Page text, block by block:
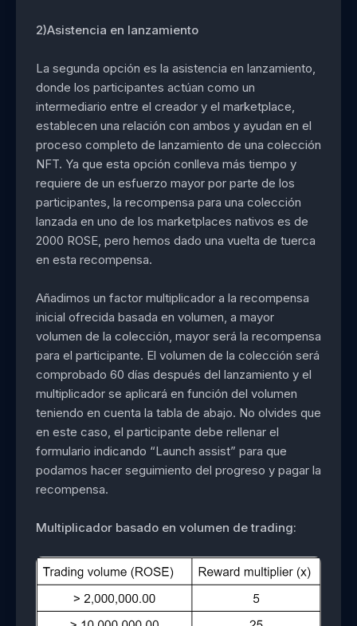
2)Asistencia en lanzamiento
La segunda opción es la asistencia en lanzamiento,
donde los participantes actúan como un
intermediario entre el creador y el marketplace,
establecen una relación con ambos y ayudan en el
proceso completo de lanzamiento de una colección
NFT. Ya que esta opción conlleva más tiempo y
requiere de un esfuerzo mayor por parte de los
participantes, la recompensa para una colección
lanzada en uno de los marketplaces nativos es de
2000 ROSE, pero hemos dado una vuelta de tuerca
en esta recompensa.
Añadimos un factor multiplicador a la recompensa
inicial ofrecida basada en volumen, a mayor
volumen de la colección, mayor será la recompensa
para el participante. El volumen de la colección será
comprobado 60 días después del lanzamiento y el
multiplicador se aplicará en función del volumen
teniendo en cuenta la tabla de abajo. No olvides que
en este caso, el participante debe rellenar el
formulario indicando “Launch assist” para que
podamos hacer seguimiento del progreso y pagar la
recompensa.
Multiplicador basado en volumen de trading: